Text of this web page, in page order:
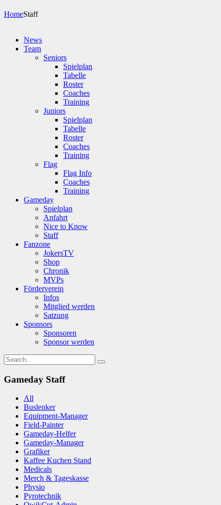
HomeStaff
News
Team
Seniors
Spielplan
Tabelle
Roster
Coaches
Training
Juniors
Spielplan
Tabelle
Roster
Coaches
Training
Flag
Flag Info
Coaches
Training
Gameday
Spielplan
Anfahrt
Nice to Know
Staff
Fanzone
JokersTV
Shop
Chronik
MVPs
Förderverein
Infos
Mitglied werden
Satzung
Sponsors
Sponsoren
Sponsor werden
Gameday Staff
All
Buslenker
Equipment-Manager
Field-Painter
Gameday-Helfer
Gameday-Manager
Grafiker
Kaffee Kuchen Stand
Medicals
Merch & Tageskasse
Physio
Pyrotechnik